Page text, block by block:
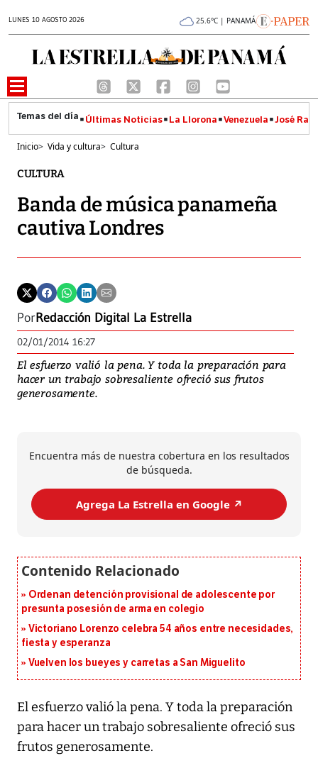
LUNES 10 AGOSTO 2026 25.6°C | PANAMÁ
Últimas Noticias La Llorona Venezuela José
Inicio> Vida y cultura> Cultura
CULTURA
Banda de música panameña
cautiva Londres
PorRedacción Digital La Estrella
02/01/2014 16:27
El esfuerzo valió la pena. Y toda la preparación para
hacer un trabajo sobresaliente ofreció sus frutos
generosamente.
Encuentra más de nuestra cobertura en los resultados
de búsqueda.
Agrega La Estrella en Google ↗️
Ordenan detención provisional de adolescente por
presunta posesión de arma en colegio
Victoriano Lorenzo celebra 54 años entre necesidades,
fiesta y esperanza
Vuelven los bueyes y carretas a San Miguelito
El esfuerzo valió la pena. Y toda la preparación
para hacer un trabajo sobresaliente ofreció sus
frutos generosamente.